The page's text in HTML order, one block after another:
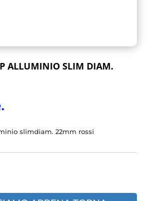
ALLUMINIO SLIM DIAM.
slimdiam. 22mm rossi